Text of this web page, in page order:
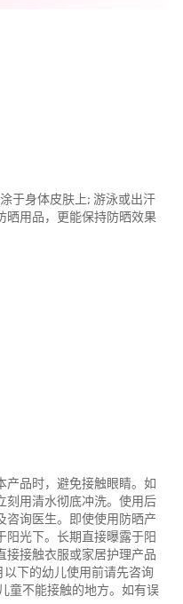
于身体皮肤上; 游泳或出汗
晒用品，更能保持防晒效果
产品时，避免接触眼睛。如
刻用清水彻底冲洗。使用后
咨询医生。即使使用防晒产
阳光下。长期直接曝露于阳
接接触衣服或家居护理产品
下的幼儿使用前请先咨询
童不能接触的地方。如有误